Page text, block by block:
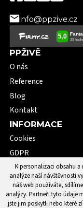
K personalizaci obsahu
analýze naší návštěvnosti
náš web používáte,
analýzy. Partneři tyto údaje
jste jim poskytli nebo které
info@ppzive.cz
PPŽIVĚ
O nás
Reference
Blog
Kontakt
INFORMACE
Cookies
GDPR
VOP
101 pojmů první